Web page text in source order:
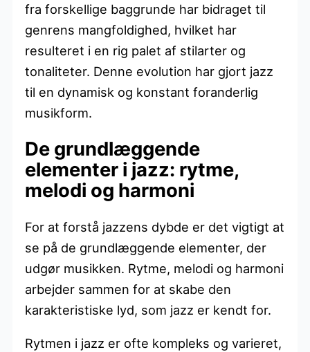
fra forskellige baggrunde har bidraget til
genrens mangfoldighed, hvilket har
resulteret i en rig palet af stilarter og
tonaliteter. Denne evolution har gjort jazz
til en dynamisk og konstant foranderlig
musikform.
De grundlæggende
elementer i jazz: rytme,
melodi og harmoni
For at forstå jazzens dybde er det vigtigt at
se på de grundlæggende elementer, der
udgør musikken. Rytme, melodi og harmoni
arbejder sammen for at skabe den
karakteristiske lyd, som jazz er kendt for.
Rytmen i jazz er ofte kompleks og varieret,